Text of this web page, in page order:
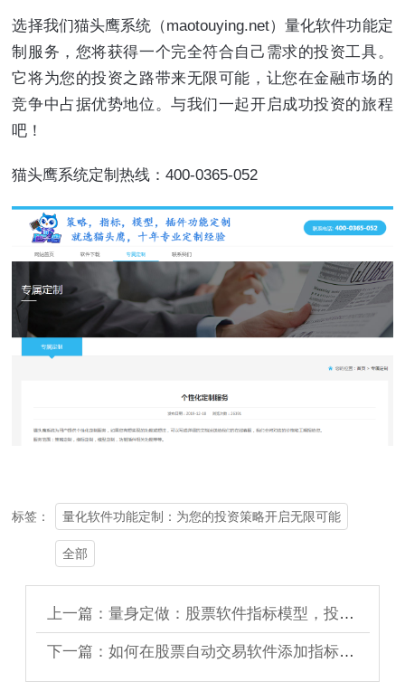
选择我们猫头鹰系统（maotouying.net）量化软件功能定
制服务，您将获得一个完全符合自己需求的投资工具。
它将为您的投资之路带来无限可能，让您在金融市场的
竞争中占据优势地位。与我们一起开启成功投资的旅程
吧！
猫头鹰系统定制热线：400-0365-052
标签： 量化软件功能定制：为您的投资策略开启无限可能
全部
上一篇：量身定做：股票软件指标模型，投资之路的得力助手
下一篇：如何在股票自动交易软件添加指标公式？